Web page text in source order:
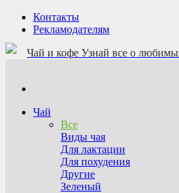
Контакты
Рекламодателям
Чай и кофе Узнай все о
Чай
Все
Виды чая
Для лактации
Для похудения
Другие
Зеленый